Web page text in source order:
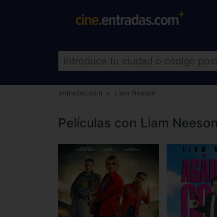
entradas.com Liam Neeson
Películas con Liam